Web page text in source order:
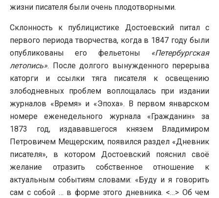
жизни писателя были очень плодотворными.
Склонность к публицистике Достоевский питал с
первого периода творчества, когда в 1847 году были
опубликованы его фельетоны
«Петербургская
летопись». После долгого вынужденного перерыва
каторги и ссылки тяга писателя к освещению
злободневных проблем воплощалась при издании
журналов «Время» и «Эпоха». В первом январском
номере еженедельного журнала «Гражданин» за
1873 год, издававшегося князем Владимиром
Петровичем Мещерским, появился раздел «Дневник
писателя», в котором Достоевский пояснил своё
желание отразить собственное отношение к
актуальным событиям словами: «Буду и я говорить
сам с собой … в форме этого дневника. <…> Об чем